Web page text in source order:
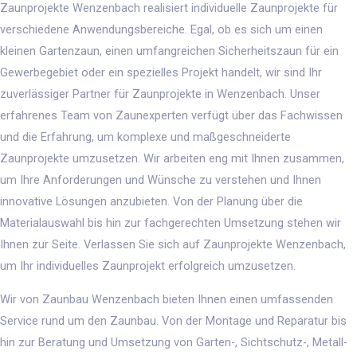
Zaunprojekte Wenzenbach realisiert individuelle Zaunprojekte für
verschiedene Anwendungsbereiche. Egal, ob es sich um einen
kleinen Gartenzaun, einen umfangreichen Sicherheitszaun für ein
Gewerbegebiet oder ein spezielles Projekt handelt, wir sind Ihr
zuverlässiger Partner für Zaunprojekte in Wenzenbach. Unser
erfahrenes Team von Zaunexperten verfügt über das Fachwissen
und die Erfahrung, um komplexe und maßgeschneiderte
Zaunprojekte umzusetzen. Wir arbeiten eng mit Ihnen zusammen,
um Ihre Anforderungen und Wünsche zu verstehen und Ihnen
innovative Lösungen anzubieten. Von der Planung über die
Materialauswahl bis hin zur fachgerechten Umsetzung stehen wir
Ihnen zur Seite. Verlassen Sie sich auf Zaunprojekte Wenzenbach,
um Ihr individuelles Zaunprojekt erfolgreich umzusetzen.
Wir von Zaunbau Wenzenbach bieten Ihnen einen umfassenden
Service rund um den Zaunbau. Von der Montage und Reparatur bis
hin zur Beratung und Umsetzung von Garten-, Sichtschutz-, Metall-